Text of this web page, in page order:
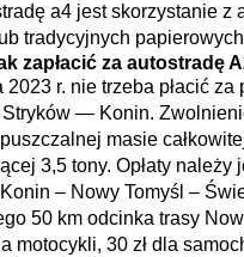
a4 jest skorzystanie z
tradycyjnych
zapłacić za autostradę
r. nie trzeba płacić za
— Konin.
masie
3,5 tony. Opłaty należy
– Nowy Tomyśl –
50 km odcinka trasy
motocykli, 30 zł dla